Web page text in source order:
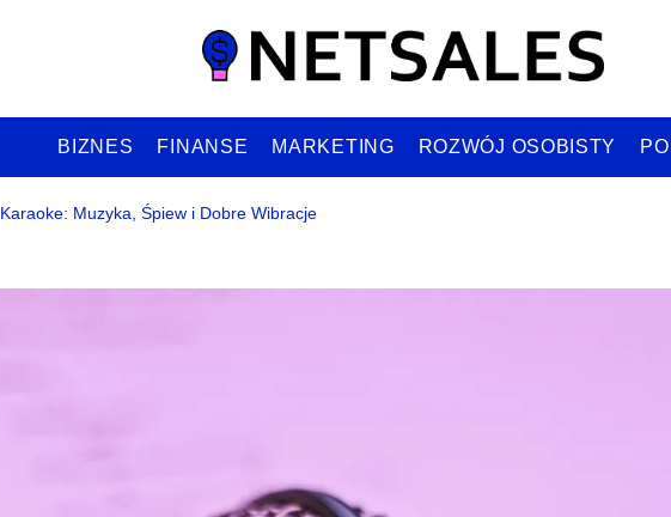
BIZNES FINANSE MARKETING ROZWÓJ OSOBISTY
Karaoke: Muzyka, Śpiew i Dobre Wibracje